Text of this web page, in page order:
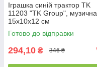
Іграшка синій трактор TK
11203 "TK Group", музична,
15х10х12 см
Готово до відправки
294,10 ₴ 346 ₴